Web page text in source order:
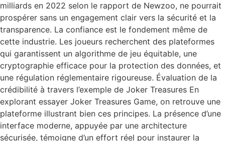
milliards en 2022 selon le rapport de Newzoo, ne pourrait
prospérer sans un engagement clair vers la sécurité et la
transparence. La confiance est le fondement même de
cette industrie. Les joueurs recherchent des plateformes
qui garantissent un algorithme de jeu équitable, une
cryptographie efficace pour la protection des données, et
une régulation réglementaire rigoureuse. Évaluation de la
crédibilité à travers l’exemple de Joker Treasures En
explorant essayer Joker Treasures Game, on retrouve une
plateforme illustrant bien ces principes. La présence d’une
interface moderne, appuyée par une architecture
sécurisée, témoigne d’un effort réel pour instaurer la